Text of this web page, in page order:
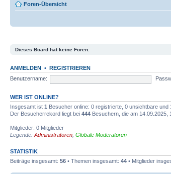
Foren-Übersicht
Dieses Board hat keine Foren.
ANMELDEN • REGISTRIEREN
Benutzername:
WER IST ONLINE?
Insgesamt ist 1 Besucher online: 0 registrierte, 0 unsichtbare
Der Besucherrekord liegt bei 444 Besuchern, die am 14.09.2025,
Mitglieder: 0 Mitglieder
Legende: Administratoren Globale Moderatoren
STATISTIK
Beiträge insgesamt: 56 • Themen insgesamt: 44 • Mitglieder